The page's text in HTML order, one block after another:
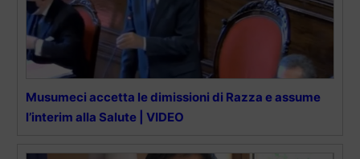
Musumeci accetta le dimissioni di Razza e assume
l’interim alla Salute | VIDEO